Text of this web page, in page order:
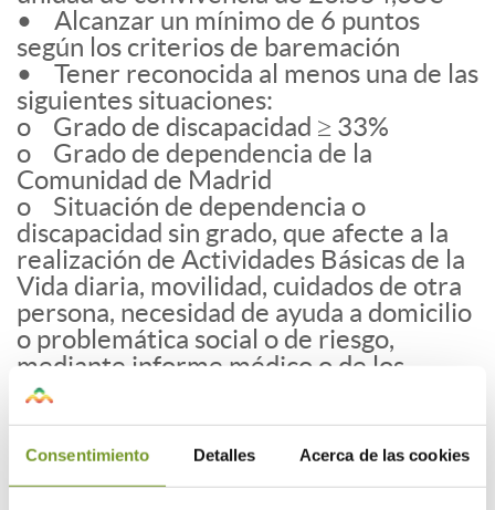
Consentimiento Detalles Acerca de las cookies
• Alcanzar un mínimo de 6 puntos
según los criterios de baremación
• Tener reconocida al menos una de las
siguientes situaciones:
o Grado de discapacidad ≥ 33%
o Grado de dependencia de la
Comunidad de Madrid
o Situación de dependencia o
discapacidad sin grado, que afecte a la
realización de Actividades Básicas de la
Vida diaria, movilidad, cuidados de otra
persona, necesidad de ayuda a domicilio
o problemática social o de riesgo,
mediante informe médico o de los
servicios sociales municipales
¿Qué actuaciones se subvencionan?